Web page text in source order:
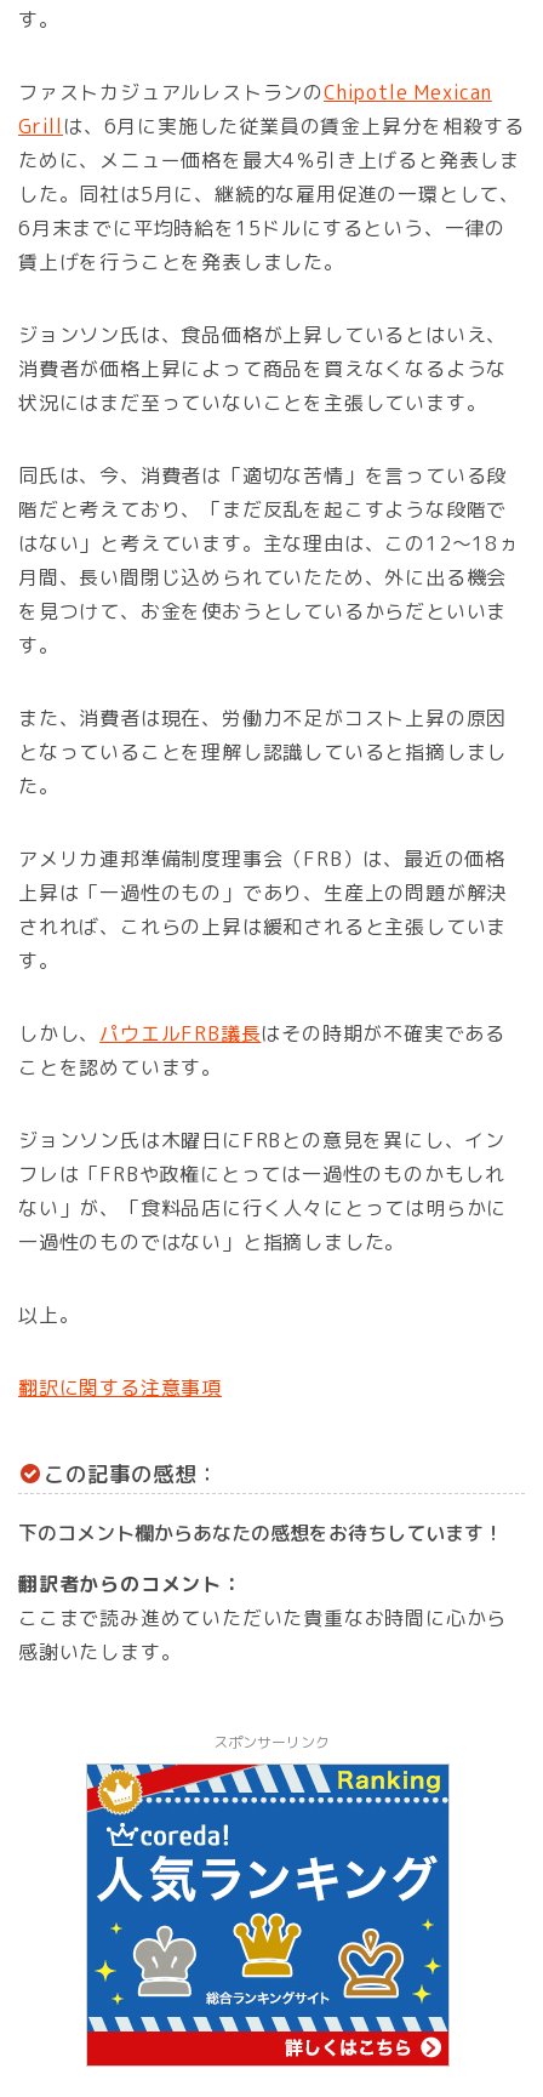
す。
ファストカジュアルレストランのChipotle Mexican
Grillは、6月に実施した従業員の賃金上昇分を相殺する
ために、メニュー価格を最大4％引き上げると発表しま
した。同社は5月に、継続的な雇用促進の一環として、
6月末までに平均時給を15ドルにするという、一律の
賃上げを行うことを発表しました。
ジョンソン氏は、食品価格が上昇しているとはいえ、
消費者が価格上昇によって商品を買えなくなるような
状況にはまだ至っていないことを主張しています。
同氏は、今、消費者は「適切な苦情」を言っている段
階だと考えており、「まだ反乱を起こすような段階で
はない」と考えています。主な理由は、この12〜18ヵ
月間、長い間閉じ込められていたため、外に出る機会
を見つけて、お金を使おうとしているからだといいま
す。
また、消費者は現在、労働力不足がコスト上昇の原因
となっていることを理解し認識していると指摘しまし
た。
アメリカ連邦準備制度理事会（FRB）は、最近の価格
上昇は「一過性のもの」であり、生産上の問題が解決
されれば、これらの上昇は緩和されると主張していま
す。
しかし、 パウエルFRB議長はその時期が不確実である
ことを認めています。
ジョンソン氏は木曜日にFRBとの意見を異にし、イン
フレは「FRBや政権にとっては一過性のものかもしれ
ない」が、「食料品店に行く人々にとっては明らかに
一過性のものではない」と指摘しました。
以上。
翻訳に関する注意事項
この記事の感想：
下のコメント欄からあなたの感想をお待ちしています！
翻訳者からのコメント：
ここまで読み進めていただいた貴重なお時間に心から
感謝いたします。
スポンサーリンク